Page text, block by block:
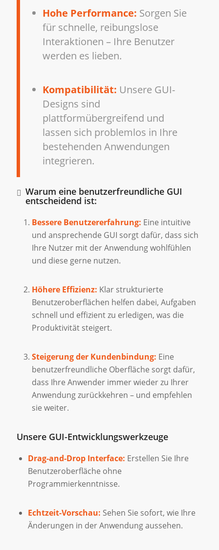
Hohe Performance: Sorgen Sie
für schnelle, reibungslose
Interaktionen – Ihre Benutzer
werden es lieben.
Kompatibilität: Unsere GUI-
Designs sind
plattformübergreifend und
lassen sich problemlos in Ihre
bestehenden Anwendungen
integrieren.
Warum eine benutzerfreundliche GUI
entscheidend ist:
Bessere Benutzererfahrung: Eine intuitive
und ansprechende GUI sorgt dafür, dass sich
Ihre Nutzer mit der Anwendung wohlfühlen
und diese gerne nutzen.
Höhere Effizienz: Klar strukturierte
Benutzeroberflächen helfen dabei, Aufgaben
schnell und effizient zu erledigen, was die
Produktivität steigert.
Steigerung der Kundenbindung: Eine
benutzerfreundliche Oberfläche sorgt dafür,
dass Ihre Anwender immer wieder zu Ihrer
Anwendung zurückkehren – und empfehlen
sie weiter.
Unsere GUI-Entwicklungswerkzeuge
Drag-and-Drop Interface: Erstellen Sie Ihre
Benutzeroberfläche ohne
Programmierkenntnisse.
Echtzeit-Vorschau: Sehen Sie sofort, wie Ihre
Änderungen in der Anwendung aussehen.